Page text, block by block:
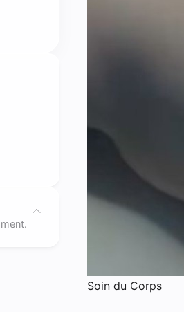
Soin du Corps